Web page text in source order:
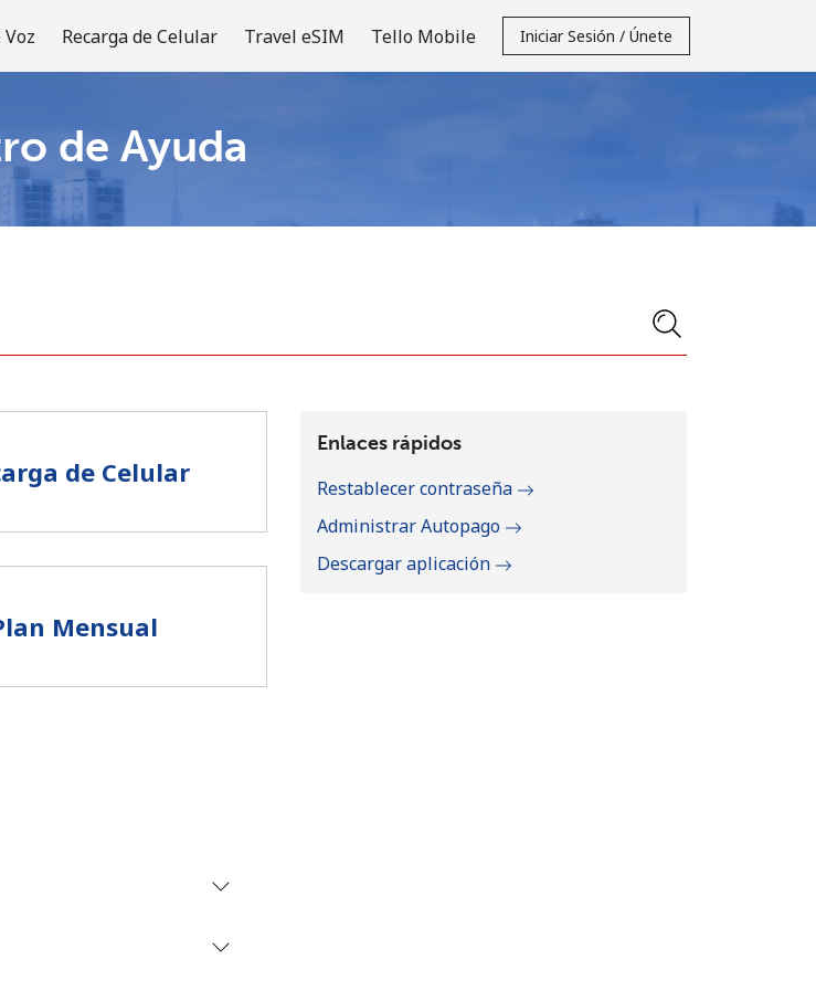
Recarga de Celular Travel eSIM Tello Mobile Iniciar Sesión / Únete
o
de Ayuda
de Celular
Mensual
Enlaces rápidos
Restablecer contraseña
Administrar Autopago
Descargar aplicación